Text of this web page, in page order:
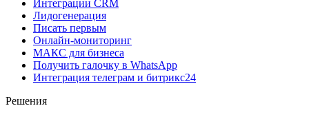
Интеграции CRM
Лидогенерация
Писать первым
Онлайн-мониторинг
MAКС для бизнеса
Получить галочку в WhatsApp
Интеграция телеграм и битрикс24
Решения